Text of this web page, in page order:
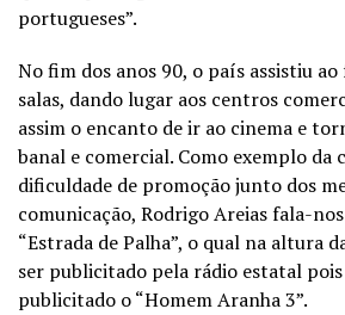
portugueses”.
No fim dos anos 90, o país assistiu ao
salas, dando lugar aos centros
assim o encanto de ir ao cinema e
banal e comercial. Como exemplo da
dificuldade de promoção junto dos
comunicação, Rodrigo Areias fala-
“Estrada de Palha”, o qual na altura
ser publicitado pela rádio estatal pois
publicitado o “Homem Aranha 3”.